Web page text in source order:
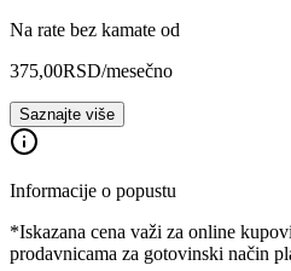
Na rate bez kamate od
375,00RSD/mesečno
Saznajte više
Informacije o popustu
*Iskazana cena važi za online
prodavnicama za gotovinski način